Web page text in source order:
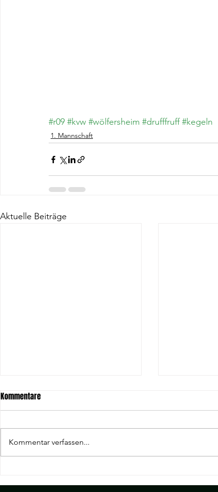
#r09 #kvw #wölfersheim #drufffruff #kegeln
1. Mannschaft
Aktuelle Beiträge
Hainstadt v.s R 09 Wölfersheim
Wölfersheim
Kommentare
Kommentar verfassen...